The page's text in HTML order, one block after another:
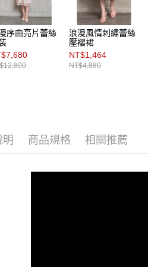
序曲亮片蕾絲
浪漫風情刺繡蕾絲
壓褶裙
NT$1,464
NT$4,880
明 商品規格 相關推薦